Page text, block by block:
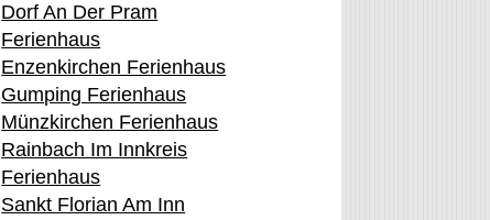
Dorf An Der Pram
Ferienhaus
Enzenkirchen Ferienhaus
Gumping Ferienhaus
Münzkirchen Ferienhaus
Rainbach Im Innkreis
Ferienhaus
Sankt Florian Am Inn